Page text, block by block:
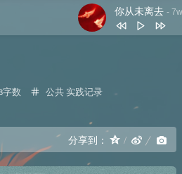
你从未离去 -
3
5 谢谢你
字数
分
公共实践记录
分享到：